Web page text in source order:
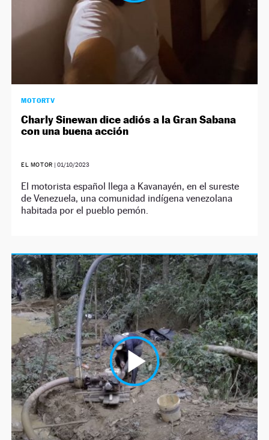
MOTORTV
Charly Sinewan dice adiós a la Gran Sabana
con una buena acción
EL MOTOR | 01/10/2023
El motorista español llega a Kavanayén, en el sureste
de Venezuela, una comunidad indígena venezolana
habitada por el pueblo pemón.